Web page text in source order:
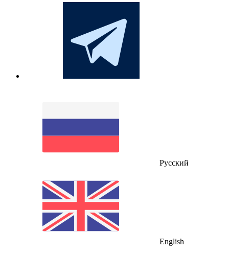
Русский
English